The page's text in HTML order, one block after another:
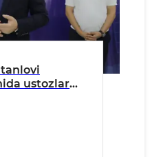
tanlovi
ustozlar